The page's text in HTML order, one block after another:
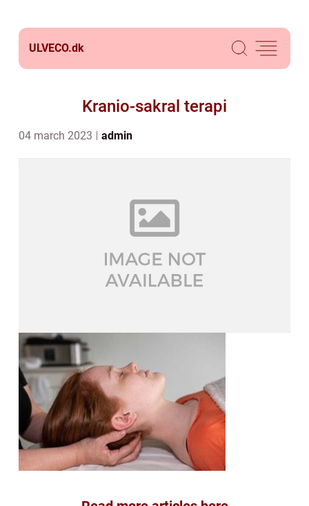
ULVECO.dk
Kranio-sakral terapi
04 march 2023 admin